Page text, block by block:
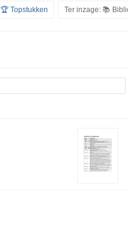
🏆 Topstukken Ter inzage: 📚